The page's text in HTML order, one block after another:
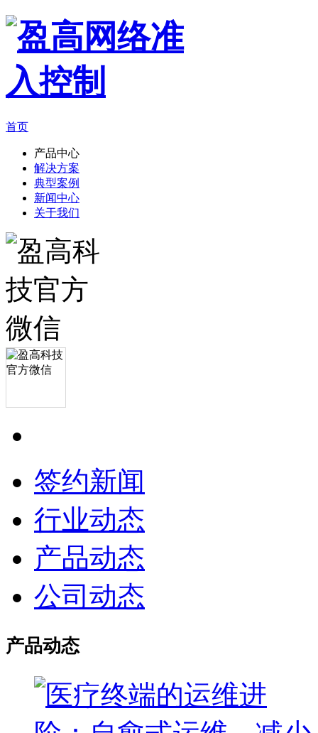
首页
产品中心
解决方案
典型案例
新闻中心
关于我们
签约新闻
行业动态
产品动态
公司动态
产品动态